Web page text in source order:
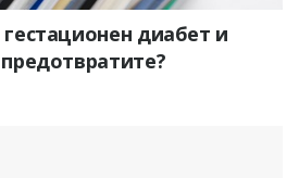
диабет и